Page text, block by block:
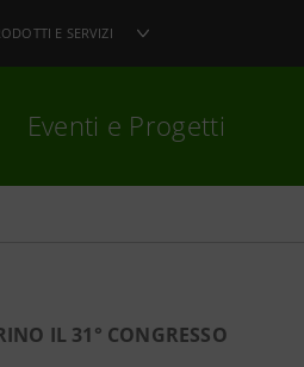
E SERVIZI
Eventi e Progetti
IL 31° CONGRESSO